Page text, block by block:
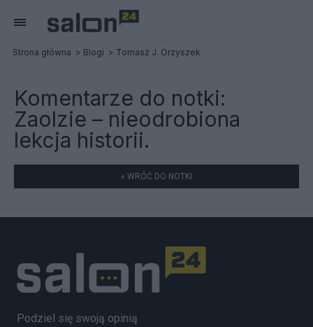
Strona główna Blogi Tomasz J. Orzyszek
Komentarze do notki:
Zaolzie – nieodrobiona
lekcja historii.
« WRÓĆ DO NOTKI
Podziel się swoją opinią